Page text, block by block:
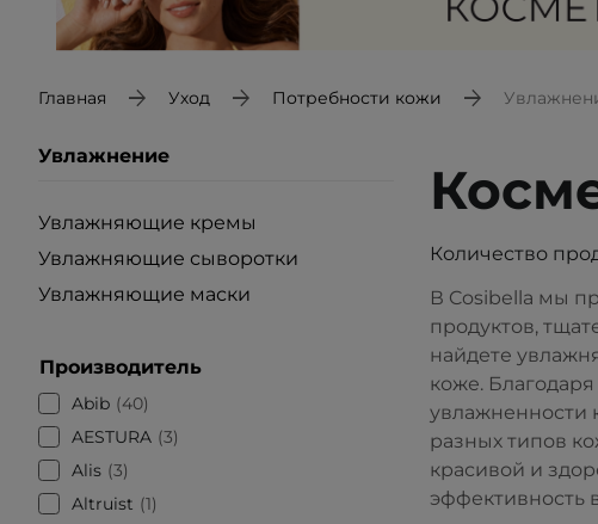
Главная Уход Потребности кожи
Увлажнение
Увлажняющие кремы
Увлажняющие сыворотки
Увлажняющие маски
Производитель
Abib
40
AESTURA 3
Alis 3
Altruist
1
Количество
В Cosibella мы
продуктов,
найдете
коже.
увлажненности
разных типов
красивой и
эффективность